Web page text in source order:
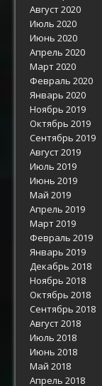
Август 2020
Июль 2020
Июнь 2020
Апрель 2020
Март 2020
Февраль 2020
Январь 2020
Ноябрь 2019
Октябрь 2019
Сентябрь 2019
Август 2019
Июль 2019
Июнь 2019
Май 2019
Апрель 2019
Март 2019
Февраль 2019
Январь 2019
Декабрь 2018
Ноябрь 2018
Октябрь 2018
Сентябрь 2018
Август 2018
Июль 2018
Июнь 2018
Май 2018
Апрель 2018